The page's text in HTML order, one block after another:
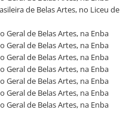
de Belas Artes, no Liceu de
Geral de Belas Artes, na Enba
Geral de Belas Artes, na Enba
Geral de Belas Artes, na Enba
Geral de Belas Artes, na Enba
Geral de Belas Artes, na Enba
Geral de Belas Artes, na Enba
Geral de Belas Artes, na Enba